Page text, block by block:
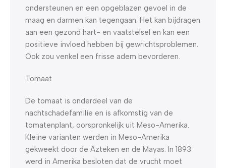
ondersteunen en een opgeblazen gevoel in de
maag en darmen kan tegengaan. Het kan bijdragen
aan een gezond hart- en vaatstelsel en kan een
positieve invloed hebben bij gewrichtsproblemen.
Ook zou venkel een frisse adem bevorderen.
Tomaat
De tomaat is onderdeel van de
nachtschadefamilie en is afkomstig van de
tomatenplant, oorspronkelijk uit Meso-Amerika.
Kleine varianten werden in Meso-Amerika
gekweekt door de Azteken en de Mayas. In 1893
werd in Amerika besloten dat de vrucht moet